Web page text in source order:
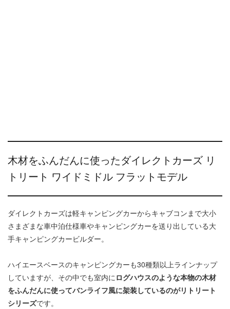
木材をふんだんに使ったダイレクトカーズ リ
トリート ワイドミドル フラットモデル
ダイレクトカーズは軽キャンピングカーからキャブコンまで大小
さまざまな車中泊仕様車やキャンピングカーを送り出している大
手キャンピングカービルダー。
ハイエースベースのキャンピングカーも30種類以上ラインナップ
していますが、その中でも室内にログハウスのような本物の木材
をふんだんに使ってバンライフ風に架装しているのがリトリート
シリーズです。